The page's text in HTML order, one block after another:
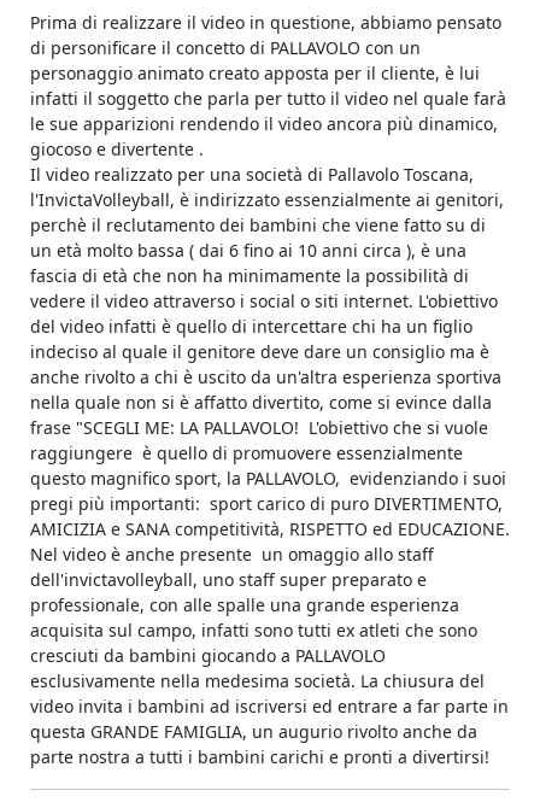
Prima di realizzare il video in questione, abbiamo pensato
di personificare il concetto di PALLAVOLO con un
personaggio animato creato apposta per il cliente, è lui
infatti il soggetto che parla per tutto il video nel quale farà
le sue apparizioni rendendo il video ancora più dinamico,
giocoso e divertente .
Il video realizzato per una società di Pallavolo Toscana,
l'InvictaVolleyball, è indirizzato essenzialmente ai genitori,
perchè il reclutamento dei bambini che viene fatto su di
un età molto bassa ( dai 6 fino ai 10 anni circa ), è una
fascia di età che non ha minimamente la possibilità di
vedere il video attraverso i social o siti internet. L'obiettivo
del video infatti è quello di intercettare chi ha un figlio
indeciso al quale il genitore deve dare un consiglio ma è
anche rivolto a chi è uscito da un'altra esperienza sportiva
nella quale non si è affatto divertito, come si evince dalla
frase "SCEGLI ME: LA PALLAVOLO! L'obiettivo che si vuole
raggiungere è quello di promuovere essenzialmente
questo magnifico sport, la PALLAVOLO, evidenziando i suoi
pregi più importanti: sport carico di puro DIVERTIMENTO,
AMICIZIA e SANA competitività, RISPETTO ed EDUCAZIONE.
Nel video è anche presente un omaggio allo staff
dell'invictavolleyball, uno staff super preparato e
professionale, con alle spalle una grande esperienza
acquisita sul campo, infatti sono tutti ex atleti che sono
cresciuti da bambini giocando a PALLAVOLO
esclusivamente nella medesima società. La chiusura del
video invita i bambini ad iscriversi ed entrare a far parte in
questa GRANDE FAMIGLIA, un augurio rivolto anche da
parte nostra a tutti i bambini carichi e pronti a divertirsi!